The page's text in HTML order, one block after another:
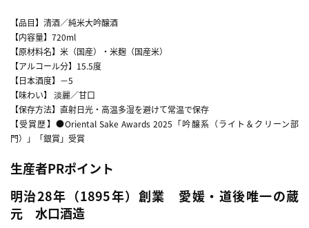
【品目】清酒／純米大吟醸酒
【内容量】720ml
【原材料名】米（国産）・米麹（国産米）
【アルコール分】15.5度
【日本酒度】－5
【味わい】 淡麗／甘口
【保存方法】直射日光・高温多湿を避けて常温で保存
【受賞歴】●Oriental Sake Awards 2025「吟醸系（ライト＆クリーン部
門）」「銀賞」受賞
生産者PRポイント
明治28年（1895年）創業 愛媛・道後唯一の蔵
元 水口酒造